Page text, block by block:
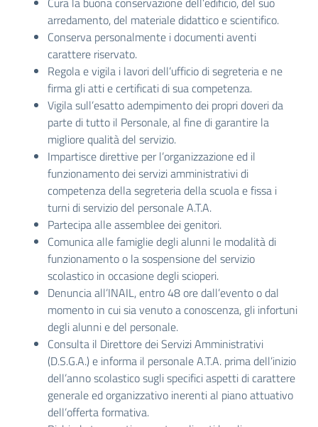
arredamento, del materiale didattico e scientifico.
Conserva personalmente i documenti aventi
carattere riservato.
Regola e vigila i lavori dell’ufficio di segreteria e ne
firma gli atti e certificati di sua competenza.
Vigila sull’esatto adempimento dei propri doveri da
parte di tutto il Personale, al fine di garantire la
migliore qualità del servizio.
Impartisce direttive per l’organizzazione ed il
funzionamento dei servizi amministrativi di
competenza della segreteria della scuola e fissa i
turni di servizio del personale A.T.A.
Partecipa alle assemblee dei genitori.
Comunica alle famiglie degli alunni le modalità di
funzionamento o la sospensione del servizio
scolastico in occasione degli scioperi.
Denuncia all’INAIL, entro 48 ore dall’evento o dal
momento in cui sia venuto a conoscenza, gli infortuni
degli alunni e del personale.
Consulta il Direttore dei Servizi Amministrativi
(D.S.G.A.) e informa il personale A.T.A. prima dell’inizio
dell’anno scolastico sugli specifici aspetti di carattere
generale ed organizzativo inerenti al piano attuativo
dell’offerta formativa.